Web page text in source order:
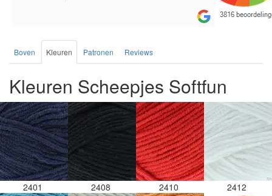
Boven Kleuren Patronen Reviews
Kleuren Scheepjes Softfun
2401 2408 2410 2412